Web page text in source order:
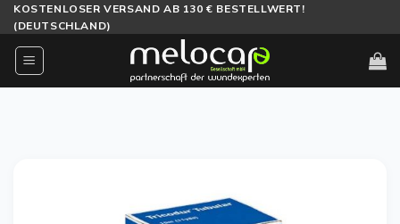
Zum
Inhalt
springen
KOSTENLOSER VERSAND AB 130 € BESTELLWERT!
(DEUTSCHLAND)